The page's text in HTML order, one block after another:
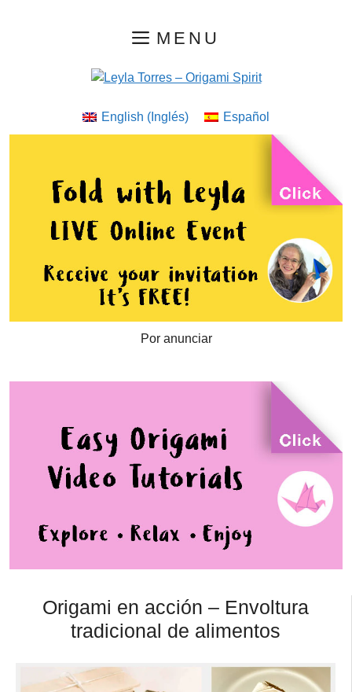
MENU
English ( Inglés) Español
Por anunciar
Origami en acción – Envoltura
tradicional de alimentos